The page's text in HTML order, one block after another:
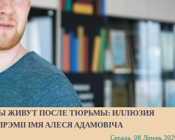
ЖИВУТ ПОСЛЕ ТЮРЬМЫ: ИЛЛЮЗИЯ
ІМЯ АЛЕСЯ АДАМОВІЧА
Серада, 08 Ліпень